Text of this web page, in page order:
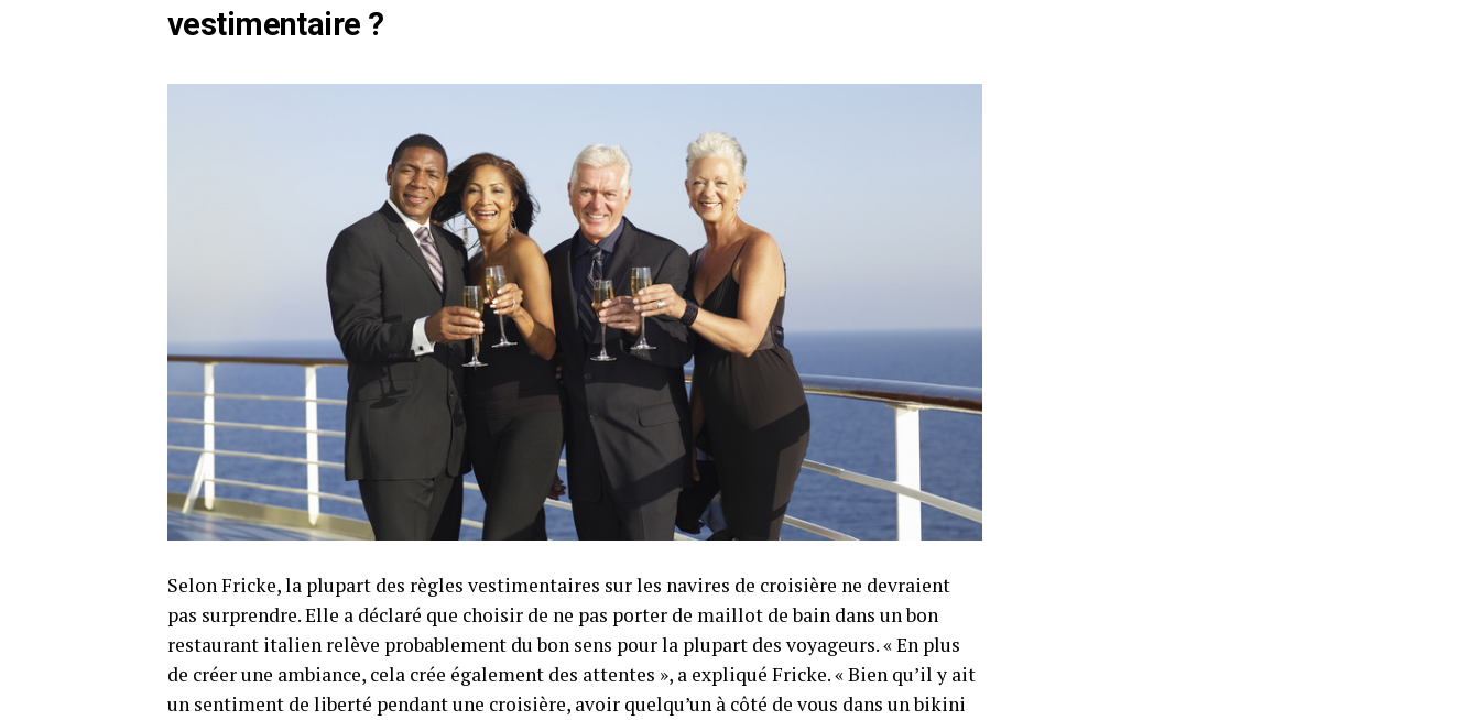
vestimentaire ?
Selon Fricke, la plupart des règles vestimentaires sur les navires de croisière ne devraient
pas surprendre. Elle a déclaré que choisir de ne pas porter de maillot de bain dans un bon
restaurant italien relève probablement du bon sens pour la plupart des voyageurs. « En plus
de créer une ambiance, cela crée également des attentes », a expliqué Fricke. « Bien qu’il y ait
un sentiment de liberté pendant une croisière, avoir quelqu’un à côté de vous dans un bikini